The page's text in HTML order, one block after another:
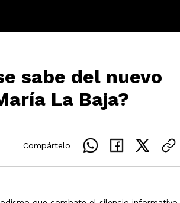
sabe del nuevo
La Baja?
Compártelo